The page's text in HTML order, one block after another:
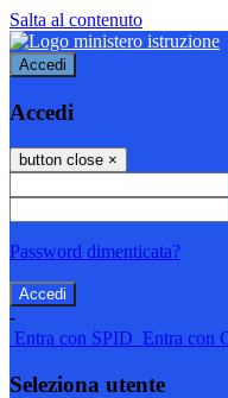
Salta al contenuto
Accedi
Accedi
button close ×
Password dimenticata?
-
Entra con SPID Entra con
Seleziona utente